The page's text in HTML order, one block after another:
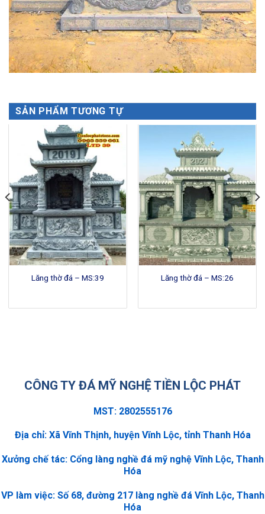
SẢN PHẨM TƯƠNG TỰ
Lăng thờ đá – MS:39 Lăng thờ đá – MS:26
CÔNG TY ĐÁ MỸ NGHỆ TIỀN LỘC PHÁT
MST: 2802555176
Địa chỉ: Xã Vĩnh Thịnh, huyện Vĩnh Lộc, tỉnh Thanh Hóa
Xưởng chế tác: Cổng làng nghề đá mỹ nghệ Vĩnh Lộc, Thanh
Hóa
VP làm việc: Số 68, đường 217 làng nghề đá Vĩnh Lộc, Thanh
Hóa